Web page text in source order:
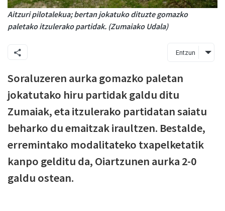
Aitzuri pilotalekua; bertan jokatuko dituzte gomazko
paletako itzulerako partidak. (Zumaiako Udala)
Entzun
Soraluzeren aurka gomazko paletan
jokatutako hiru partidak galdu ditu
Zumaiak, eta itzulerako partidatan saiatu
beharko du emaitzak iraultzen. Bestalde,
erremintako modalitateko txapelketatik
kanpo gelditu da, Oiartzunen aurka 2-0
galdu ostean.